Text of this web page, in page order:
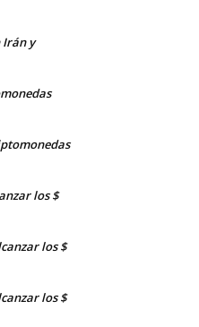
Irán y
los $
los $
los $